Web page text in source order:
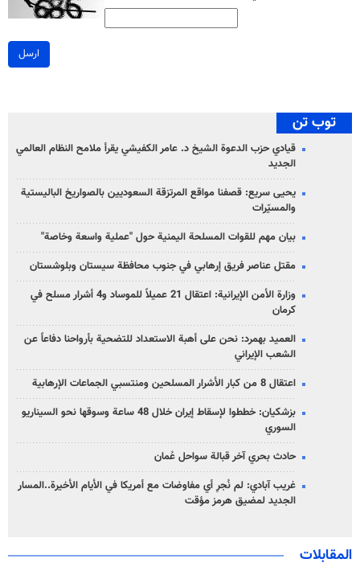
ارسل
توب تن
قيادي حزب الدعوة الشيخ د. عامر الكفيشي يقرأ ملامح النظام العالمي
الجديد
يحيى سريع: قصفنا مواقع المرتزقة السعوديين بالصواريخ الباليستية
والمسيّرات
بيان مهم للقوات المسلحة اليمنية حول "عملية واسعة وخاصة"
مقتل عناصر فريق إرهابي في جنوب محافظة سيستان وبلوشستان
وزارة الأمن الإيرانية: اعتقال 21 عميلاً للموساد و4 أشرار مسلح في
كرمان
العميد بهمرد: نحن على أهبة الاستعداد للتضحية بأرواحنا دفاعاً عن
الشعب الإيراني
اعتقال 8 من كبار الأشرار المسلحين ومنتسبي الجماعات الإرهابية
بزشكيان: خططوا لإسقاط إيران خلال 48 ساعة وسوقها نحو السيناريو
السوري
حادث بحري آخر قبالة سواحل عُمان
غريب آبادي: لم نُجرِ أي مفاوضات مع أمريكا في الأيام الأخيرة..المسار
الجديد لمضيق هرمز مؤقت
المقابلات